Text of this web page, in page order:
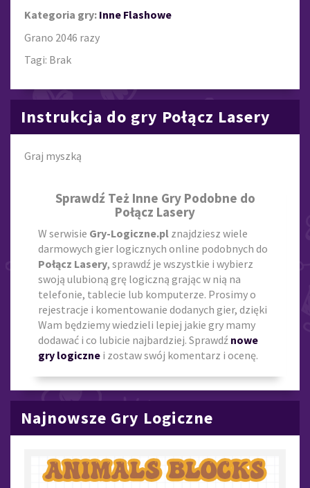
Kategoria gry: Inne Flashowe
Grano 2046 razy
Tagi: Brak
Instrukcja do gry Połącz Lasery
Graj myszką
Sprawdź Też Inne Gry Podobne do
Połącz Lasery
W serwisie Gry-Logiczne.pl znajdziesz wiele
darmowych gier logicznych online podobnych do
Połącz Lasery, sprawdź je wszystkie i wybierz
swoją ulubioną grę logiczną grając w nią na
telefonie, tablecie lub komputerze. Prosimy o
rejestracje i komentowanie dodanych gier, dzięki
Wam będziemy wiedzieli lepiej jakie gry mamy
dodawać i co lubicie najbardziej. Sprawdź nowe
gry logiczne i zostaw swój komentarz i ocenę.
Najnowsze Gry Logiczne